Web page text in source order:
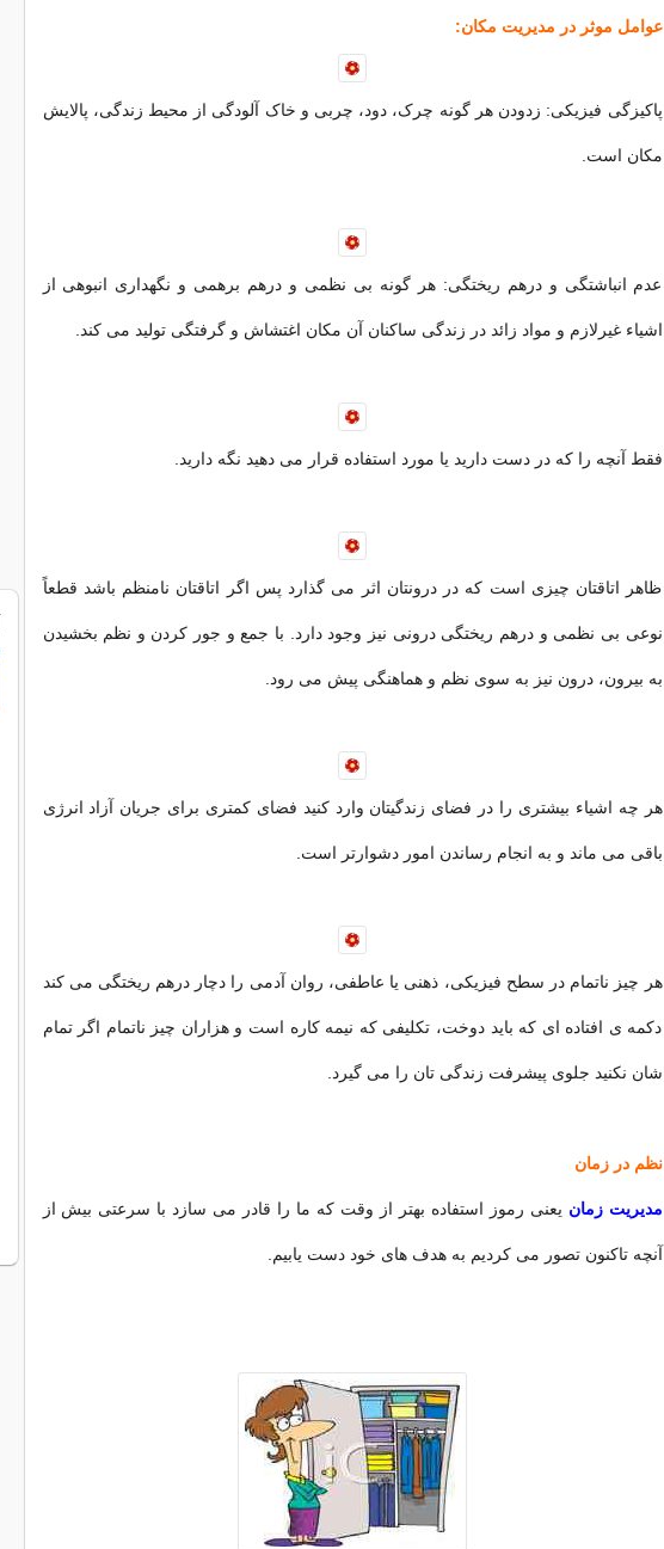
عوامل موثر در مدیریت مکان:
پاکیزگی فیزیکی: زدودن هر گونه چرک، دود، چربی و خاک آلودگی از محیط زندگی، پالایش
مکان است.
عدم انباشتگی و درهم ریختگی: هر گونه بی نظمی و درهم برهمی و نگهداری انبوهی از
اشیاء غیرلازم و مواد زائد در زندگی ساکنان آن مکان اغتشاش و گرفتگی تولید می کند.
فقط آنچه را که در دست دارید یا مورد استفاده قرار می دهید نگه دارید.
ظاهر اتاقتان چیزی است که در درونتان اثر می گذارد پس اگر اتاقتان نامنظم باشد قطعاً
نوعی بی نظمی و درهم ریختگی درونی نیز وجود دارد. با جمع و جور کردن و نظم بخشیدن
به بیرون، درون نیز به سوی نظم و هماهنگی پیش می رود.
هر چه اشیاء بیشتری را در فضای زندگیتان وارد کنید فضای کمتری برای جریان آزاد انرژی
باقی می ماند و به انجام رساندن امور دشوارتر است.
هر چیز ناتمام در سطح فیزیکی، ذهنی یا عاطفی، روان آدمی را دچار درهم ریختگی می کند
دکمه ی افتاده ای که باید دوخت، تکلیفی که نیمه کاره است و هزاران چیز ناتمام اگر تمام
شان نکنید جلوی پیشرفت زندگی تان را می گیرد.
نظم در زمان
مدیریت زمان یعنی رموز استفاده بهتر از وقت که ما را قادر می سازد با سرعتی بیش از
آنچه تاکنون تصور می کردیم به هدف های خود دست یابیم.